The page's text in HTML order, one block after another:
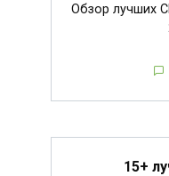
Обзор лучших
15+